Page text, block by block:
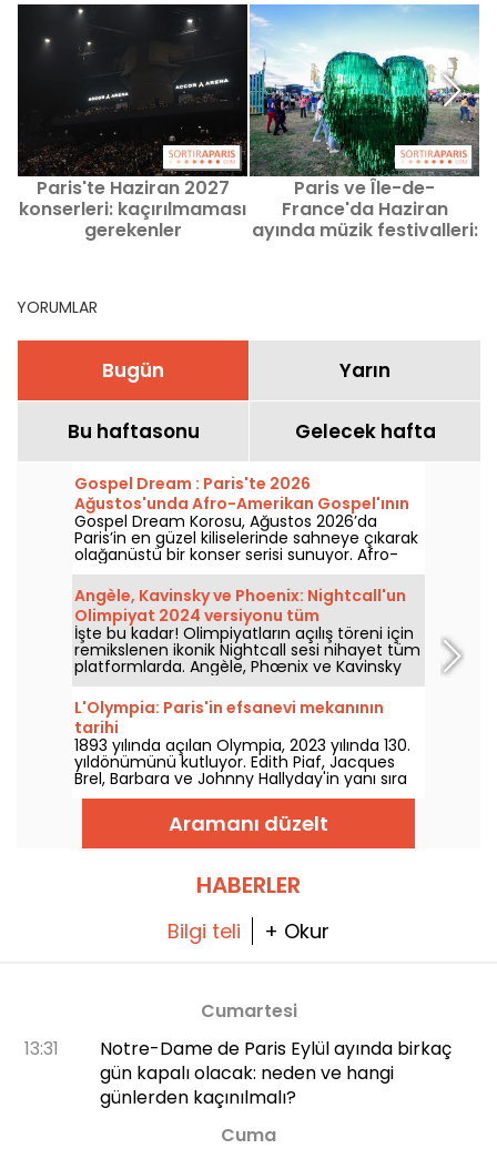
Paris'te Haziran 2027
konserleri: kaçırılmaması
gerekenler
Paris ve Île-de-
France'da Haziran
ayında müzik festivalleri:
YORUMLAR
Bugün Yarın
Bu haftasonu Gelecek hafta
Gospel Dream : Paris'te 2026
Ağustos'unda Afro-Amerikan Gospel'ının
canlı bir kutlaması
Gospel Dream Korosu, Ağustos 2026’da
Paris’in en güzel kiliselerinde sahneye çıkarak
olağanüstü bir konser serisi sunuyor. Afro-
Amerikan Kilisesi’nin özgün ilahileriyle umut,
birlik ve direnci kutlayan benzersiz bir müzik
deneyimi.
Angèle, Kavinsky ve Phoenix: Nightcall'un
Olimpiyat 2024 versiyonu tüm
platformlarda
İşte bu kadar! Olimpiyatların açılış töreni için
remikslenen ikonik Nightcall sesi nihayet tüm
platformlarda. Angèle, Phœnix ve Kavinsky
tarafından yapılan bir versiyon, resmi olarak
yayınlanmadan önce zaten heyecan
yaratmıştı.
L'Olympia: Paris'in efsanevi mekanının
tarihi
1893 yılında açılan Olympia, 2023 yılında 130.
yıldönümünü kutluyor. Edith Piaf, Jacques
Brel, Barbara ve Johnny Hallyday'in yanı sıra
Billie Holiday, The Beatles ve The Rolling
Stones gibi isimlerin sahne aldığı bu efsanevi
Paris konser ve eğlence mekânının tarihine
bir göz atıyoruz.
Aramanı düzelt
HABERLER
Bilgi teli + Okur
Cumartesi
13:31
Notre-Dame de Paris Eylül ayında birkaç
gün kapalı olacak: neden ve hangi
günlerden kaçınılmalı?
Cuma